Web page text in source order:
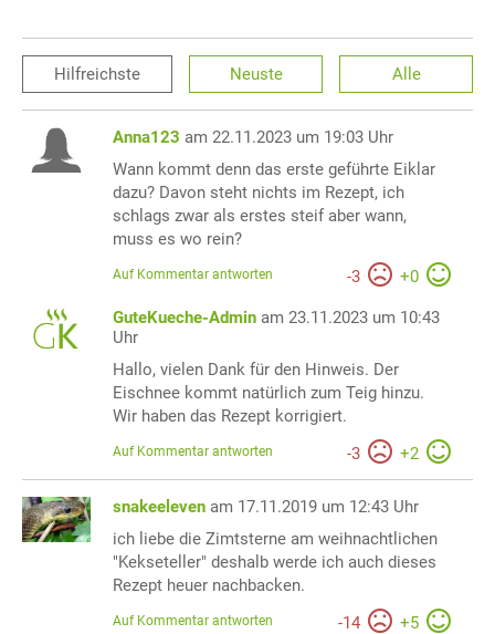
Hilfreichste Neuste Alle
Anna123 am 22.11.2023 um 19:03 Uhr
Wann kommt denn das erste geführte Eiklar
dazu? Davon steht nichts im Rezept, ich
schlags zwar als erstes steif aber wann,
muss es wo rein?
-3 +0
Auf Kommentar antworten
GuteKueche-Admin am 23.11.2023 um 10:43
Uhr
Hallo, vielen Dank für den Hinweis. Der
Eischnee kommt natürlich zum Teig hinzu.
Wir haben das Rezept korrigiert.
-3 +2
Auf Kommentar antworten
snakeeleven am 17.11.2019 um 12:43 Uhr
ich liebe die Zimtsterne am weihnachtlichen
"Kekseteller" deshalb werde ich auch dieses
Rezept heuer nachbacken.
-14 +5
Auf Kommentar antworten